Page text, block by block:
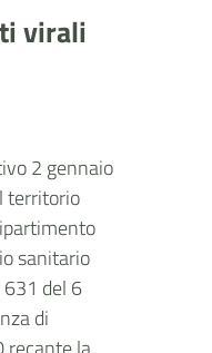
virali
2 gennaio
territorio
sanitario
del 6
di